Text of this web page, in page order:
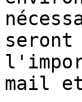
seront
mail